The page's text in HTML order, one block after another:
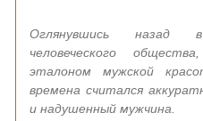
Оглянувшись назад
человеческого
эталоном мужской
времена считался
и надушенный мужчина.